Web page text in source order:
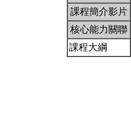
課程簡介影片
核心能力關聯
課程大綱